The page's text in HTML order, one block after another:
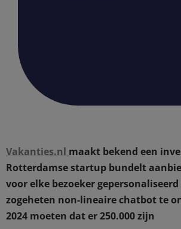
Vakanties.nl maakt bekend een
Rotterdamse startup bundelt
voor elke bezoeker
zogeheten non-lineaire chatbot te
2024 moeten dat er 250.000 zijn